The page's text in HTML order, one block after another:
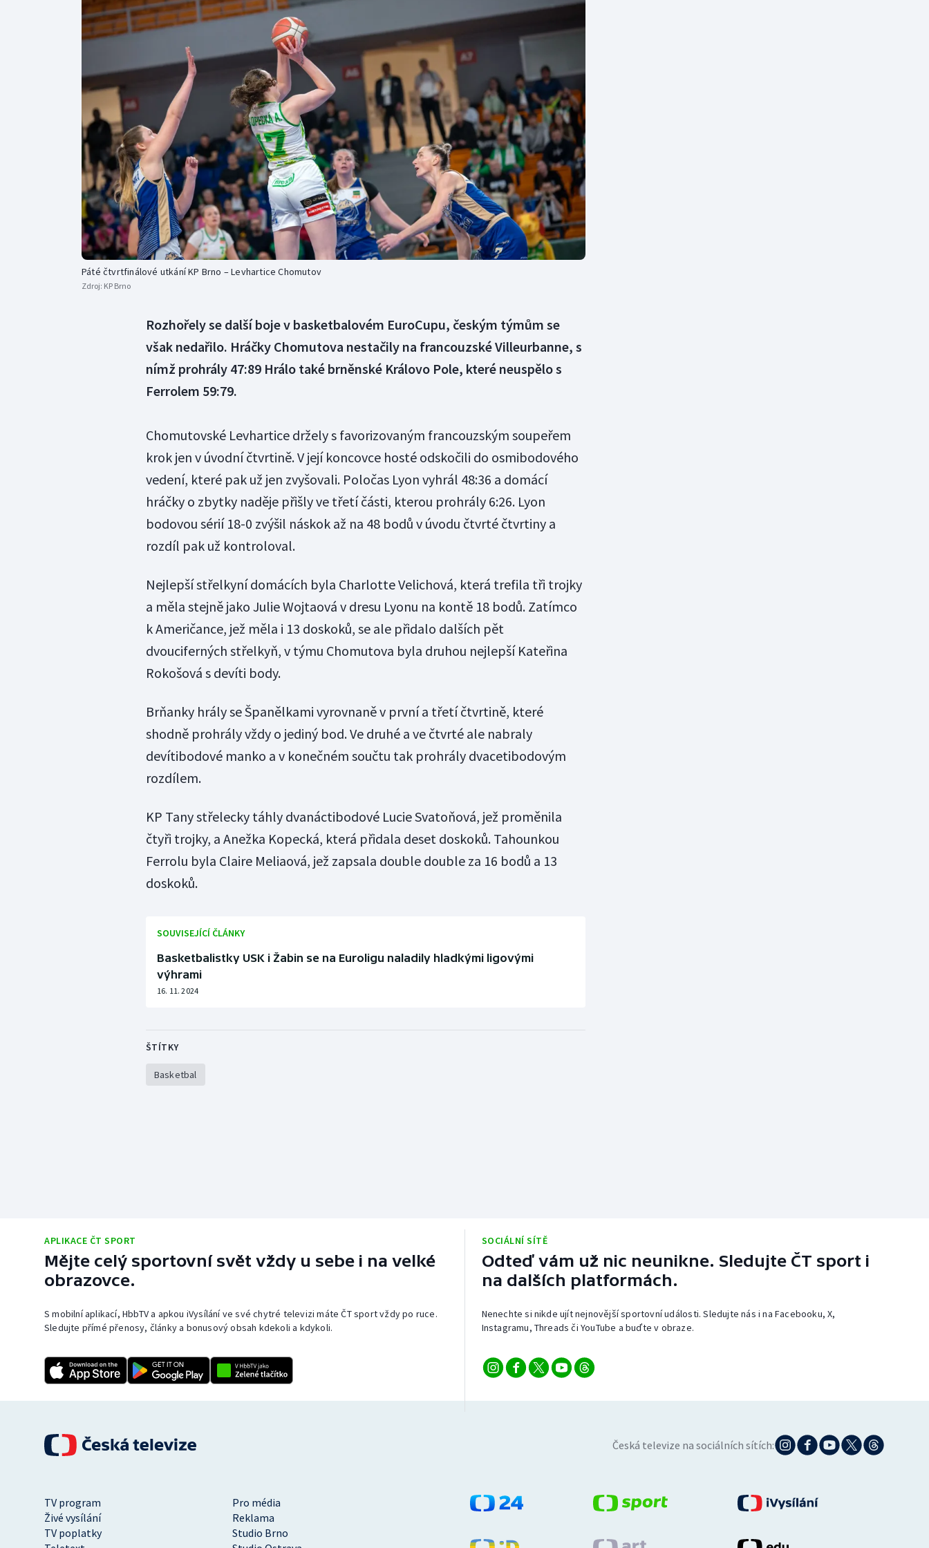
Curling
Florbal
Futsal
Golf
Gymnastika
Motorsport
Olympijské hry
Parasport
Plavání
Plážový volejbal
Veslování
Vodní slalom
Volejbal
Ostatní
Páté čtvrtfinálové utkání KP Brno – Levhartice Chomutov
Zdroj: KP Brno
Rozhořely se další boje v basketbalovém EuroCupu, českým týmům se
však nedařilo. Hráčky Chomutova nestačily na francouzské Villeurbanne, s
nímž prohrály 47:89 Hrálo také brněnské Královo Pole, které neuspělo s
Ferrolem 59:79.
Chomutovské Levhartice držely s favorizovaným francouzským soupeřem
krok jen v úvodní čtvrtině. V její koncovce hosté odskočili do osmibodového
vedení, které pak už jen zvyšovali. Poločas Lyon vyhrál 48:36 a domácí
hráčky o zbytky naděje přišly ve třetí části, kterou prohrály 6:26. Lyon
bodovou sérií 18-0 zvýšil náskok až na 48 bodů v úvodu čtvrté čtvrtiny a
rozdíl pak už kontroloval.
Nejlepší střelkyní domácích byla Charlotte Velichová, která trefila tři trojky
a měla stejně jako Julie Wojtaová v dresu Lyonu na kontě 18 bodů. Zatímco
k Američance, jež měla i 13 doskoků, se ale přidalo dalších pět
dvouciferných střelkyň, v týmu Chomutova byla druhou nejlepší Kateřina
Rokošová s devíti body.
Brňanky hrály se Španělkami vyrovnaně v první a třetí čtvrtině, které
shodně prohrály vždy o jediný bod. Ve druhé a ve čtvrté ale nabraly
devítibodové manko a v konečném součtu tak prohrály dvacetibodovým
rozdílem.
KP Tany střelecky táhly dvanáctibodové Lucie Svatoňová, jež proměnila
čtyři trojky, a Anežka Kopecká, která přidala deset doskoků. Tahounkou
Ferrolu byla Claire Meliaová, jež zapsala double double za 16 bodů a 13
doskoků.
SOUVISEJÍCÍ ČLÁNKY
Basketbalistky USK i Žabin se na Euroligu naladily hladkými ligovými
výhrami
16. 11. 2024
ŠTÍTKY
Basketbal
APLIKACE ČT SPORT
Mějte celý sportovní svět vždy u sebe i na velké
obrazovce.
S mobilní aplikací, HbbTV a apkou iVysílání ve své chytré televizi máte ČT sport vždy po ruce.
Sledujte přímé přenosy, články a bonusový obsah kdekoli a kdykoli.
SOCIÁLNÍ SÍTĚ
Odteď vám už nic neunikne. Sledujte ČT sport i
na dalších platformách.
Nenechte si nikde ujít nejnovější sportovní události. Sledujte nás i na Facebooku, X,
Instagramu, Threads či YouTube a buďte v obraze.
Česká televize na sociálních sítích:
TV program
Pro média
Živé vysílání
Reklama
TV poplatky
Studio Brno